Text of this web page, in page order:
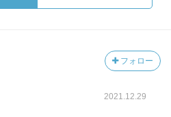
フォロー
2021.12.29